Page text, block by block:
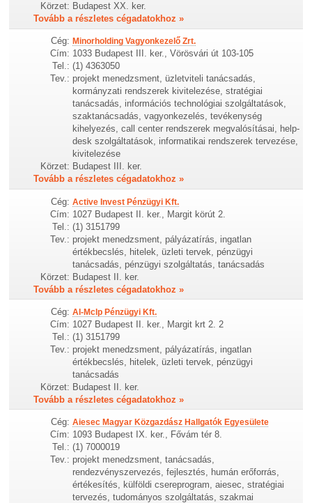
Körzet: Budapest XX. ker.
Tovább a részletes cégadatokhoz »
Cég: Minorholding Vagyonkezelő Zrt.
Cím: 1033 Budapest III. ker., Vörösvári út 103-105
Tel.: (1) 4363050
Tev.: projekt menedzsment, üzletviteli tanácsadás,
kormányzati rendszerek kivitelezése, stratégiai
tanácsadás, információs technológiai szolgáltatások,
szaktanácsadás, vagyonkezelés, tevékenység
kihelyezés, call center rendszerek megvalósításai, help-
desk szolgáltatások, informatikai rendszerek tervezése,
kivitelezése
Körzet: Budapest III. ker.
Tovább a részletes cégadatokhoz »
Cég: Active Invest Pénzügyi Kft.
Cím: 1027 Budapest II. ker., Margit körút 2.
Tel.: (1) 3151799
Tev.: projekt menedzsment, pályázatírás, ingatlan
értékbecslés, hitelek, üzleti tervek, pénzügyi
tanácsadás, pénzügyi szolgáltatás, tanácsadás
Körzet: Budapest II. ker.
Tovább a részletes cégadatokhoz »
Cég: Al-Mclp Pénzügyi Kft.
Cím: 1027 Budapest II. ker., Margit krt 2. 2
Tel.: (1) 3151799
Tev.: projekt menedzsment, pályázatírás, ingatlan
értékbecslés, hitelek, üzleti tervek, pénzügyi
tanácsadás
Körzet: Budapest II. ker.
Tovább a részletes cégadatokhoz »
Cég: Aiesec Magyar Közgazdász Hallgatók Egyesülete
Cím: 1093 Budapest IX. ker., Fővám tér 8.
Tel.: (1) 7000019
Tev.: projekt menedzsment, tanácsadás,
rendezvényszervezés, fejlesztés, humán erőforrás,
értékesítés, külföldi csereprogram, aiesec, stratégiai
tervezés, tudományos szolgáltatás, szakmai